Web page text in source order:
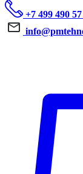
+7 499 490